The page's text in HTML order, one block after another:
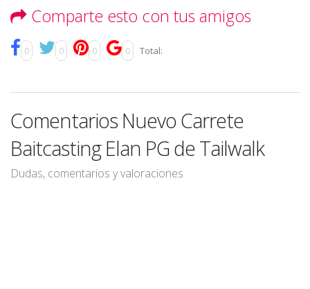
Comparte esto con tus amigos
0 0 0 0 Total:
Comentarios Nuevo Carrete
Baitcasting Elan PG de Tailwalk
Dudas, comentarios y valoraciones